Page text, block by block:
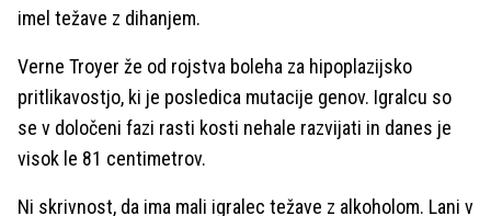
imel težave z dihanjem.
Verne Troyer že od rojstva boleha za hipoplazijsko
pritlikavostjo, ki je posledica mutacije genov. Igralcu so
se v določeni fazi rasti kosti nehale razvijati in danes je
visok le 81 centimetrov.
Ni skrivnost, da ima mali igralec težave z alkoholom. Lani v